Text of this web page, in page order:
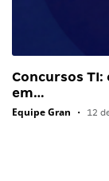
Concursos
em…
Equipe Gran • 12